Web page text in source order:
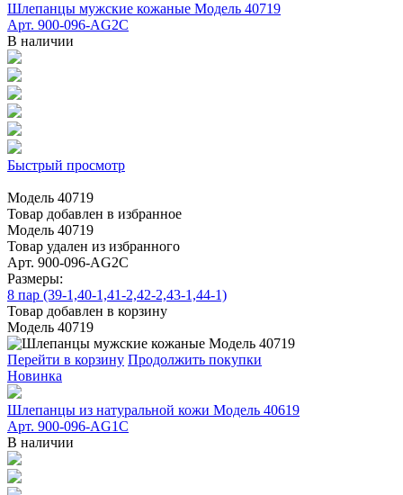
Шлепанцы мужские кожаные Модель 40719
Арт. 900-096-AG2C
В наличии
Быстрый просмотр
Модель 40719
Товар добавлен в избранное
Модель 40719
Товар удален из избранного
Арт. 900-096-AG2C
Размеры:
8 пар (39-1,40-1,41-2,42-2,43-1,44-1)
Товар добавлен в корзину
Модель 40719
Перейти в корзину Продолжить покупки
Новинка
Шлепанцы из натуральной кожи Модель 40619
Арт. 900-096-AG1C
В наличии